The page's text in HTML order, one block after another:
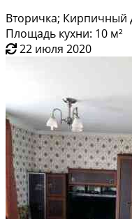
Вторичка;
Площадь кухни: 10 м²
22 июля 2020